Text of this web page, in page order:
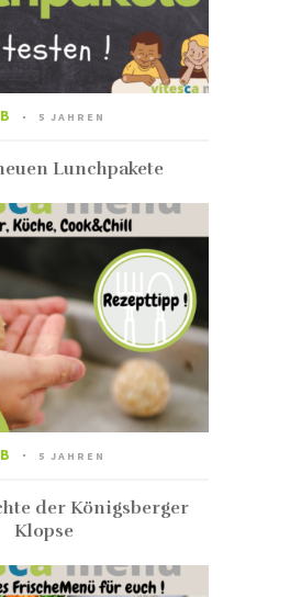
5 JAHREN
Lunchpakete
5 JAHREN
der Königsberger
Klopse